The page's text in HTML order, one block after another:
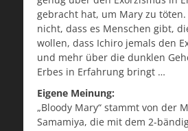
gebracht hat, um Mary zu
nicht, dass es Menschen gibt,
wollen, dass Ichiro jemals den
und mehr über die dunklen
Erbes in Erfahrung bringt …
Eigene Meinung:
„Bloody Mary“ stammt von der
Samamiya, die mit dem 2-